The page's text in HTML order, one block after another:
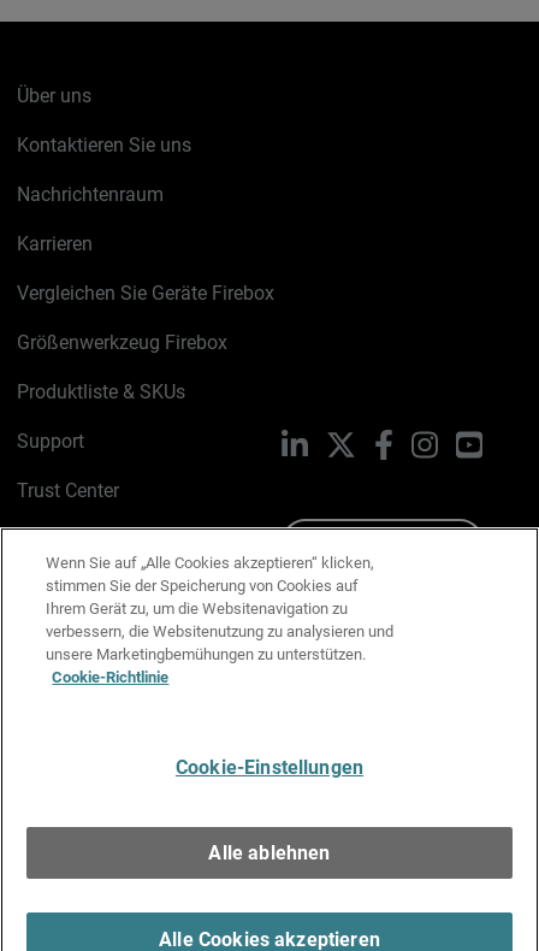
Über uns
Kontaktieren Sie uns
Nachrichtenraum
Karrieren
Vergleichen Sie Geräte Firebox
Größenwerkzeug Firebox
Produktliste & SKUs
Support
Trust Center
Cookie-Richtlinie
Datenschutzrichtlinie
Media & Brand Kit
LinkedIn FacebookInstagram
Wenn Sie auf „Alle Cookies akzeptieren“ klicken,
stimmen Sie der Speicherung von Cookies auf
Ihrem Gerät zu, um die Websitenavigation zu
verbessern, die Websitenutzung zu analysieren und
unsere Marketingbemühungen zu unterstützen.
Cookie-Richtlinie
Cookie-Einstellungen
Alle ablehnen
Alle Cookies akzeptieren